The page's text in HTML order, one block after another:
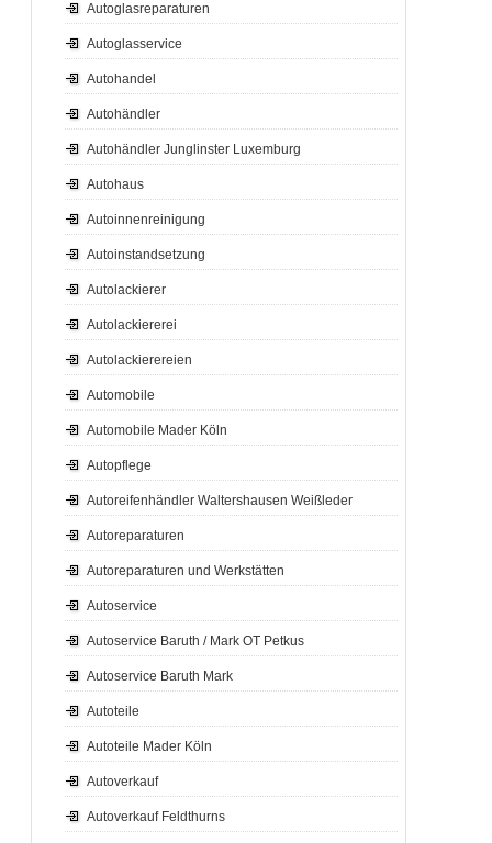
Autoglasreparaturen
Autoglasservice
Autohandel
Autohändler
Autohändler Junglinster Luxemburg
Autohaus
Autoinnenreinigung
Autoinstandsetzung
Autolackierer
Autolackiererei
Autolackierereien
Automobile
Automobile Mader Köln
Autopflege
Autoreifenhändler Waltershausen Weißleder
Autoreparaturen
Autoreparaturen und Werkstätten
Autoservice
Autoservice Baruth / Mark OT Petkus
Autoservice Baruth Mark
Autoteile
Autoteile Mader Köln
Autoverkauf
Autoverkauf Feldthurns